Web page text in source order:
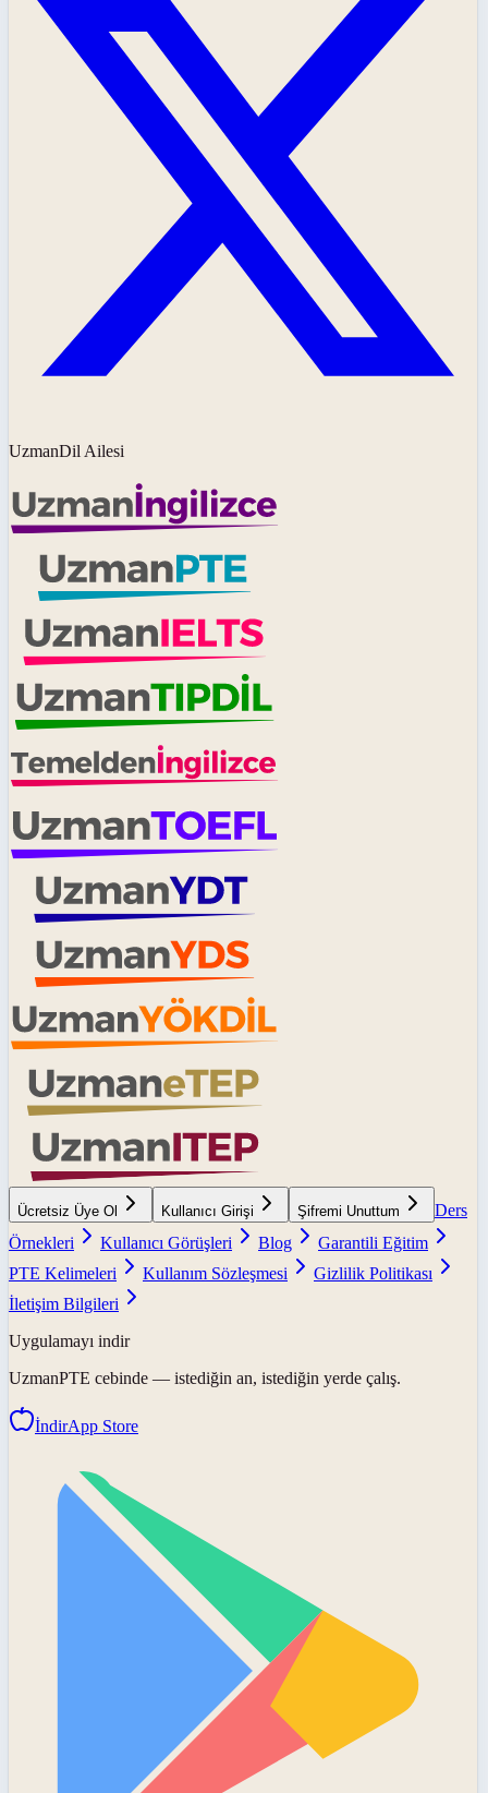
UzmanDil Ailesi
Ücretsiz Üye Ol Kullanıcı Girişi Şifremi Unuttum
Ders
Örnekleri
Kullanıcı Görüşleri Blog
Garantili Eğitim
PTE Kelimeleri
Kullanım Sözleşmesi
Gizlilik Politikası
İletişim Bilgileri
Uygulamayı indir
UzmanPTE cebinde — istediğin an, istediğin yerde çalış.
İndirApp Store